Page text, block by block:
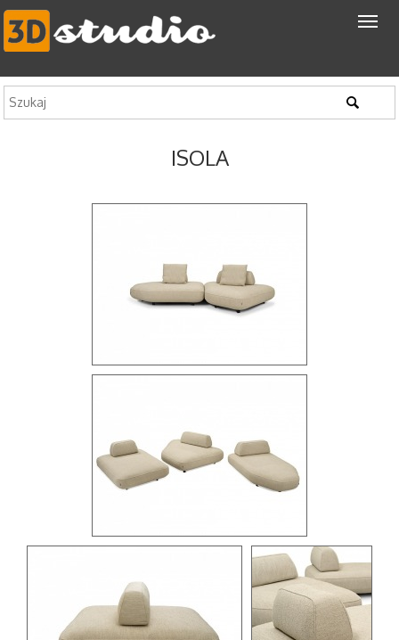
ISOLA